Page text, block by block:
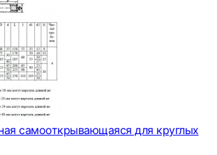
самооткрывающаяся для круглых